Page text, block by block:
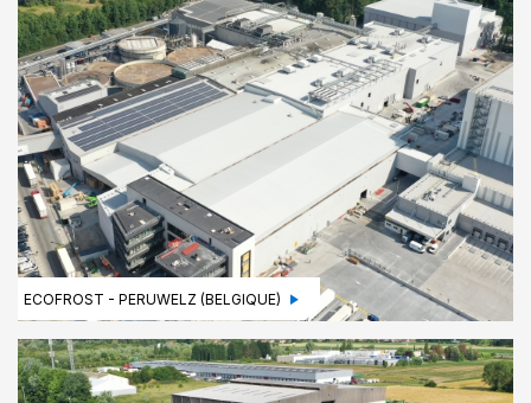
ECOFROST - PERUWELZ (BELGIQUE)